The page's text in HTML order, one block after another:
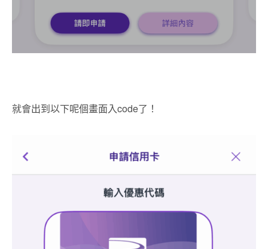
就會出到以下呢個畫面入code了！